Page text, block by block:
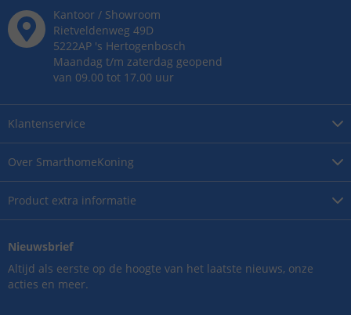
Over SmarthomeKoning
Product extra informatie
Klantenservice
Kantoor / Showroom
Rietveldenweg 49D
5222AP 's Hertogenbosch
Maandag t/m zaterdag geopend
van 09.00 tot 17.00 uur
Nieuwsbrief
Altijd als eerste op de hoogte van het laatste nieuws, onze
acties en meer.